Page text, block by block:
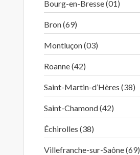
Bourg-en-Bresse (01)
Bron (69)
Montluçon (03)
Roanne (42)
Saint-Martin-d’Hères (38)
Saint-Chamond (42)
Échirolles (38)
Villefranche-sur-Saône (69)